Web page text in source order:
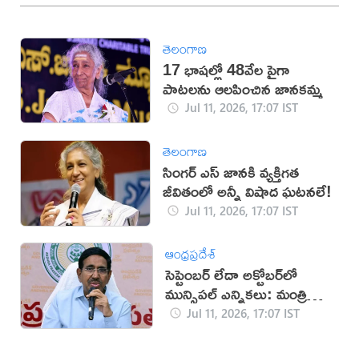
తెలంగాణ
17 భాషల్లో 48వేల పైగా
పాటలను ఆలపించిన జానకమ్మ
Jul 11, 2026, 17:07 IST
తెలంగాణ
సింగర్ ఎస్ జానకి వ్యక్తిగత
జీవితంలో అన్నీ విషాద ఘటనలే!
Jul 11, 2026, 17:07 IST
ఆంధ్రప్రదేశ్
సెప్టెంబర్ లేదా అక్టోబర్‌లో
మున్సిపల్ ఎన్నికలు: మంత్రి
నారాయణ
Jul 11, 2026, 17:07 IST